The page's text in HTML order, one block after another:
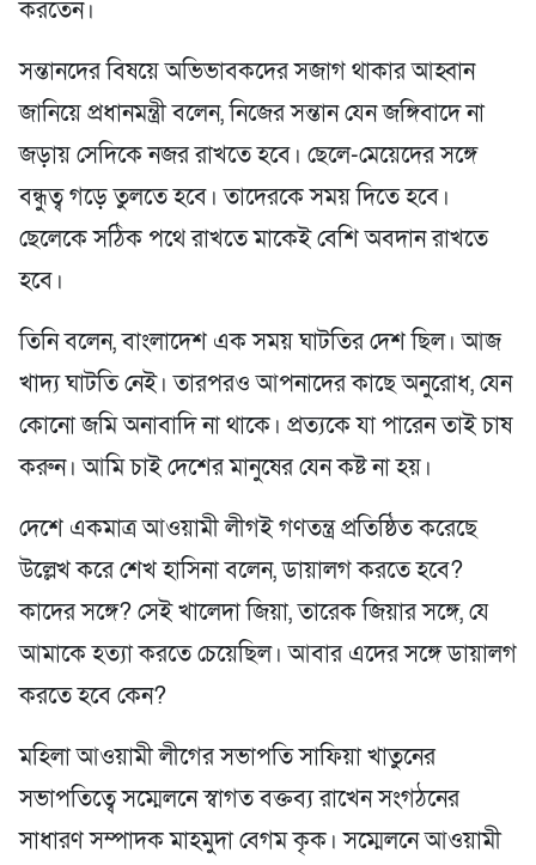
করতেন।
সন্তানদের বিষয়ে অভিভাবকদের সজাগ থাকার আহ্বান
জানিয়ে প্রধানমন্ত্রী বলেন, নিজের সন্তান যেন জঙ্গিবাদে না
জড়ায় সেদিকে নজর রাখতে হবে। ছেলে-মেয়েদের সঙ্গে
বন্ধুত্ব গড়ে তুলতে হবে। তাদেরকে সময় দিতে হবে।
ছেলেকে সঠিক পথে রাখতে মাকেই বেশি অবদান রাখতে
হবে।
তিনি বলেন, বাংলাদেশ এক সময় ঘাটতির দেশ ছিল। আজ
খাদ্য ঘাটতি নেই। তারপরও আপনাদের কাছে অনুরোধ, যেন
কোনো জমি অনাবাদি না থাকে। প্রত্যকে যা পারেন তাই চাষ
করুন। আমি চাই দেশের মানুষের যেন কষ্ট না হয়।
দেশে একমাত্র আওয়ামী লীগই গণতন্ত্র প্রতিষ্ঠিত করেছে
উল্লেখ করে শেখ হাসিনা বলেন, ডায়ালগ করতে হবে?
কাদের সঙ্গে? সেই খালেদা জিয়া, তারেক জিয়ার সঙ্গে, যে
আমাকে হত্যা করতে চেয়েছিল। আবার এদের সঙ্গে ডায়ালগ
করতে হবে কেন?
মহিলা আওয়ামী লীগের সভাপতি সাফিয়া খাতুনের
সভাপতিত্বে সম্মেলনে স্বাগত বক্তব্য রাখেন সংগঠনের
সাধারণ সম্পাদক মাহমুদা বেগম কৃক। সম্মেলনে আওয়ামী